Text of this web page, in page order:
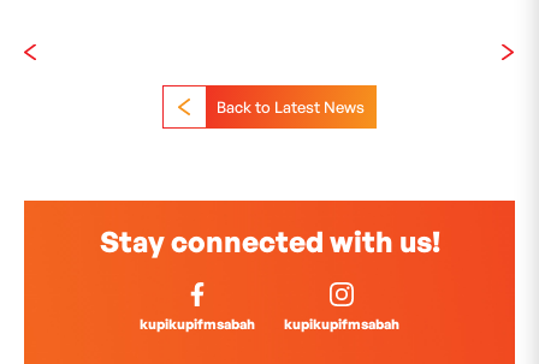
Back to Latest News
Stay connected with us!
kupikupifmsabah kupikupifmsabah